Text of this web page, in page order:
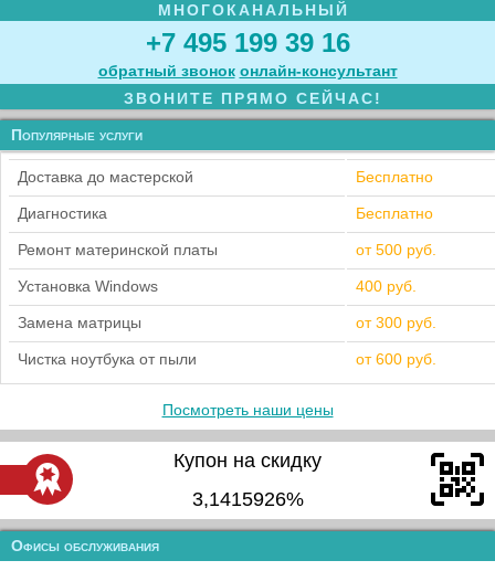
МНОГОКАНАЛЬНЫЙ
+7 495 199 39 16
обратный звонок онлайн‑консультант
ЗВОНИТЕ ПРЯМО СЕЙЧАС!
Популярные услуги
Доставка до мастерской Бесплатно
Диагностика Бесплатно
Ремонт материнской платы от 500 руб.
Установка Windows 400 руб.
Замена матрицы от 300 руб.
Чистка ноутбука от пыли от 600 руб.
Посмотреть наши цены
Купон на скидку
3,1415926%
Офисы обслуживания